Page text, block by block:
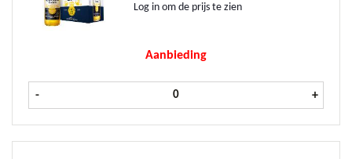
Log in om de prijs te zien
Aanbieding
- Corona Extra OW doos 24x33 cl
+